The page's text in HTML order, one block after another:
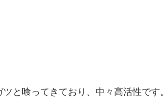
と喰ってきており、中々高活性です。